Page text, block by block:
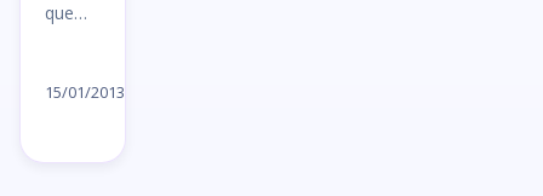
que…
15/01/2013